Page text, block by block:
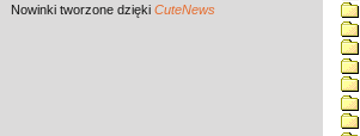
Nowinki tworzone dzięki CuteNews